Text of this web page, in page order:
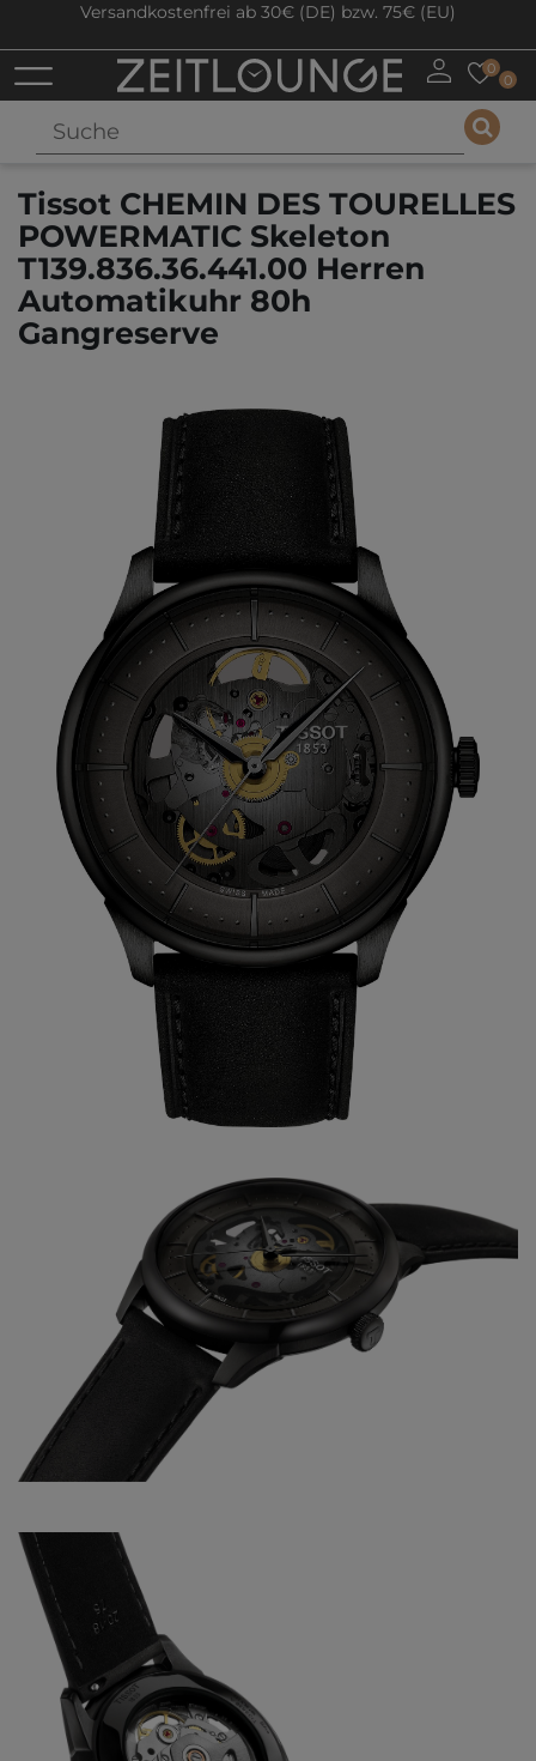
Versandkostenfrei ab 30€ (DE) bzw. 75€ (EU)
0
0
Tissot CHEMIN DES TOURELLES
POWERMATIC Skeleton
T139.836.36.441.00 Herren
Automatikuhr 80h
Gangreserve